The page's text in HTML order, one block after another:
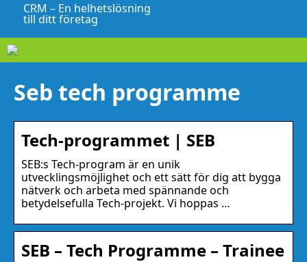
CRM – En helhetslösning
till ditt företag
Seb tech programme
Tech-programmet | SEB
SEB:s Tech-program är en unik
utvecklingsmöjlighet och ett sätt för dig att bygga
nätverk och arbeta med spännande och
betydelsefulla Tech-projekt. Vi hoppas …
SEB – Tech Programme – Trainee